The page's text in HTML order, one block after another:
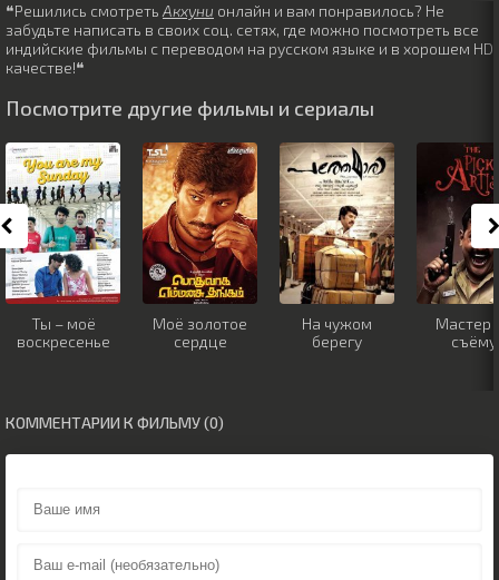
❝Решились смотреть Акхуни онлайн и вам понравилось? Не
забудьте написать в своих соц. сетях, где можно посмотреть все
индийские фильмы с переводом на русском языке и в хорошем HD
качестве!❝
Посмотрите другие фильмы и сериалы
Ты – моё
воскресенье
Моё золотое
сердце
На чужом
берегу
Мастер
съёму
КОММЕНТАРИИ К ФИЛЬМУ (0)